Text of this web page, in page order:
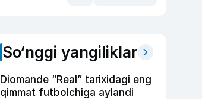
So‘nggi yangiliklar
Diomande “Real” tarixidagi eng
qimmat futbolchiga aylandi